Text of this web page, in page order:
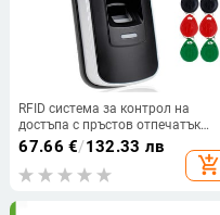
RFID система за контрол на
достъпа с пръстов отпечатък
Биометричен четец Устройство
за отваряне на врати
Самостоятелен контролер за
67.66 €/132.33 лв
add_shopping_cart